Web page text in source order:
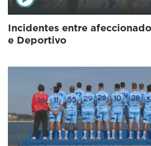
Incidentes entre
e Deportivo